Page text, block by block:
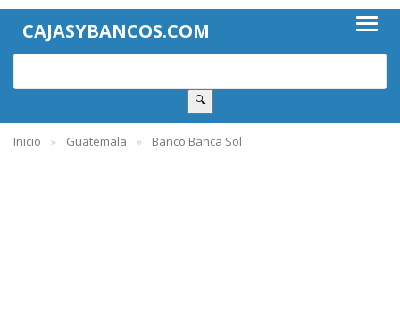
CAJASYBANCOS.COM
🔍
Inicio Guatemala Banco Banca Sol